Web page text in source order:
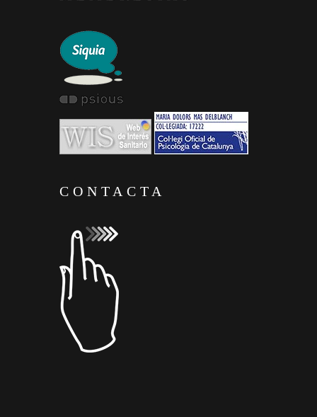
CONTACTA